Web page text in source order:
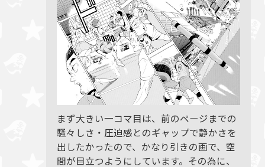
まず大きい一コマ目は、前のページまでの
騒々しさ・圧迫感とのギャップで静かさを
出したかったので、かなり引きの画で、空
間が目立つようにしています。その為に、